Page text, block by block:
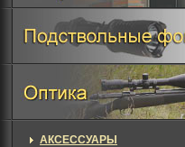
АКСЕССУАРЫ